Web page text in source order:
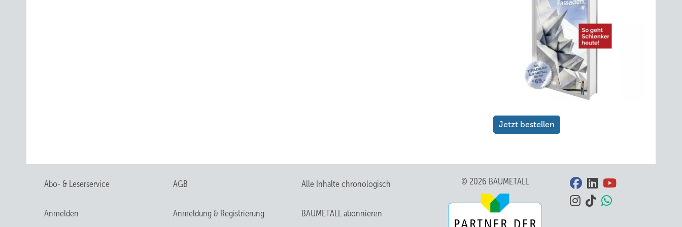
Jetzt bestellen
Abo- & Leserservice AGB Alle Inhalte chronologisch
Anmelden Anmeldung & Registrierung BAUMETALL abonnieren
© 2026 BAUMETALL